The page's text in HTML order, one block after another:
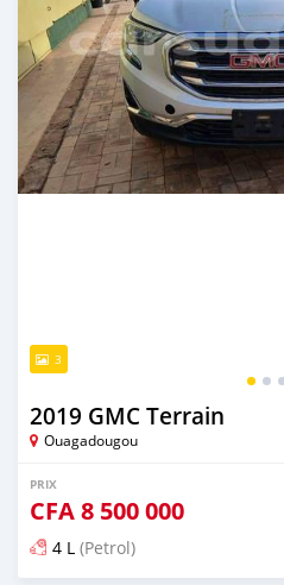
3
2019 GMC Terrain
Ouagadougou
PRIX
CFA8 500 000
4 L (Petrol)